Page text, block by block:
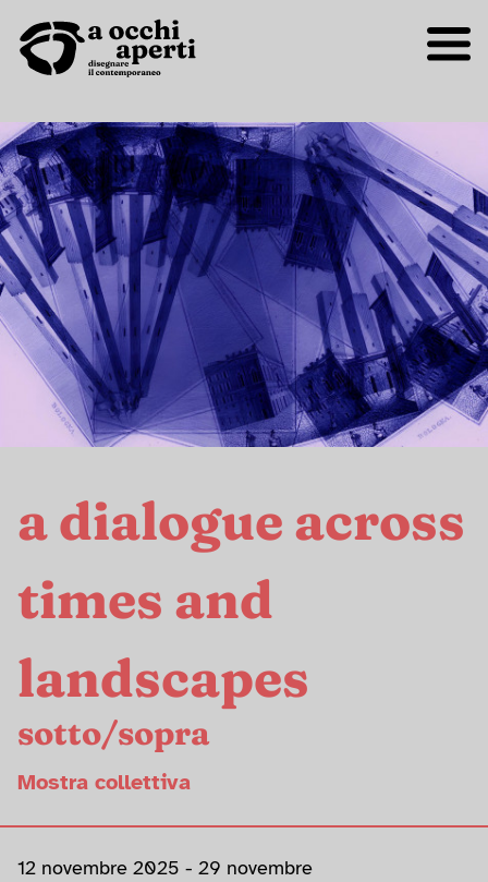
a dialogue across
times and
landscapes
sotto/sopra
Mostra collettiva
12 novembre 2025 - 29 novembre